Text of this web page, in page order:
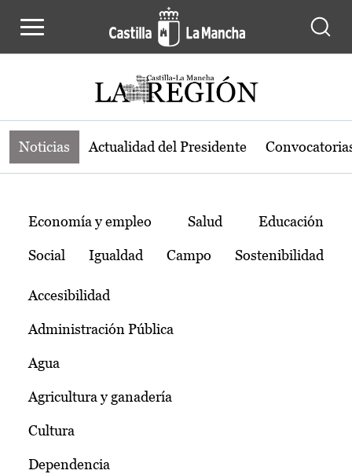
Noticias de la región de Castilla-La
Noticias Actualidad del Presidente
Temas
Economía y empleo Salud Educación
Social Igualdad Campo Sostenibilidad
Accesibilidad
Administración Pública
Agua
Agricultura y ganadería
Cultura
Dependencia